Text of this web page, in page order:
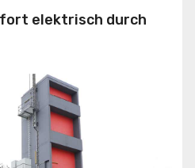
elektrisch durch